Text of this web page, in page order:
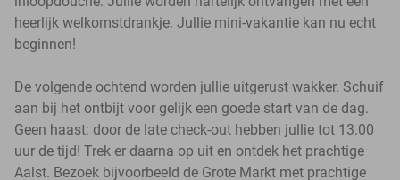
heerlijk welkomstdrankje. Jullie mini-vakantie kan nu echt
beginnen!
De volgende ochtend worden jullie uitgerust wakker. Schuif
aan bij het ontbijt voor gelijk een goede start van de dag.
Geen haast: door de late check-out hebben jullie tot 13.00
uur de tijd! Trek er daarna op uit en ontdek het prachtige
Aalst. Bezoek bijvoorbeeld de Grote Markt met prachtige